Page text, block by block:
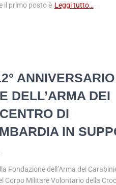
il primo posto è Leggi tutto…
ANNIVERSARIO
DELL’ARMA DEI
DI
IN
Fondazione dell’Arma dei
Corpo Militare Volontario della